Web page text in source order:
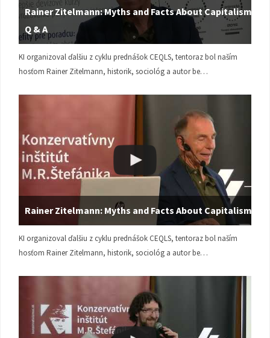
Rainer Zitelmann: Myths and Facts About Capitalism |
Q & A
KI organizoval ďalšiu z cyklu prednášok CEQLS, tentoraz bol naším
hosťom Rainer Zitelmann, historik, sociológ a autor be…
Rainer Zitelmann: Myths and Facts About Capitalism
KI organizoval ďalšiu z cyklu prednášok CEQLS, tentoraz bol naším
hosťom Rainer Zitelmann, historik, sociológ a autor be…